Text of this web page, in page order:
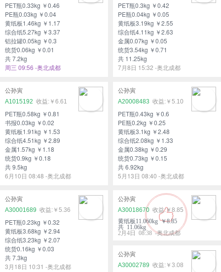
PET瓶0.33kg ￥0.46
PE瓶0.03kg ￥0.04
黄纸板1.46kg ￥1.17
综合纸5.27kg ￥3.37
铝拉罐0.05kg ￥0.3
统货0.06kg ￥0.01
共 7.2kg
周三 09:56 -奥北成都
PET瓶0.3kg ￥0.42
PE瓶0.04kg ￥0.05
黄纸板3.19kg ￥2.55
综合纸4.11kg ￥2.63
金属0.07kg ￥0.05
统货3.54kg ￥0.71
共 11.25kg
7月8日 15:32 -奥北成都
公孙寅
A1015192
￥6.61
PET瓶0.58kg ￥0.81
书报0.03kg ￥0.02
黄纸板1.91kg ￥1.53
综合纸4.51kg ￥2.89
金属1.57kg ￥1.18
统货0.9kg ￥0.18
共 9.5kg
6月10日 08:48 -奥北成都
公孙寅
A20008483
￥5.10
PET瓶0.43kg ￥0.6
PE瓶0.2kg ￥0.25
黄纸板3.1kg ￥2.48
综合纸2.08kg ￥1.33
金属0.38kg ￥0.29
统货0.73kg ￥0.15
共 6.92kg
5月13日 08:40 -奥北成都
公孙寅
A30001689
￥5.36
PET瓶0.23kg ￥0.32
黄纸板3.68kg ￥2.94
综合纸3.23kg ￥2.07
统货0.16kg ￥0.03
共 7.3kg
3月18日 10:31 -奥北成都
公孙寅
A30018670
￥8.85
黄纸板11.060kg ￥8.85
共 11.06kg
2月4日 08:38 -奥北成都
公孙寅
A30002789
￥3.08